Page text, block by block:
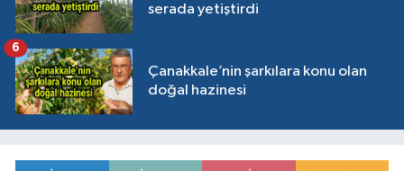
serada yetiştirdi
Çanakkale’nin şarkılara konu olan
doğal hazinesi
6